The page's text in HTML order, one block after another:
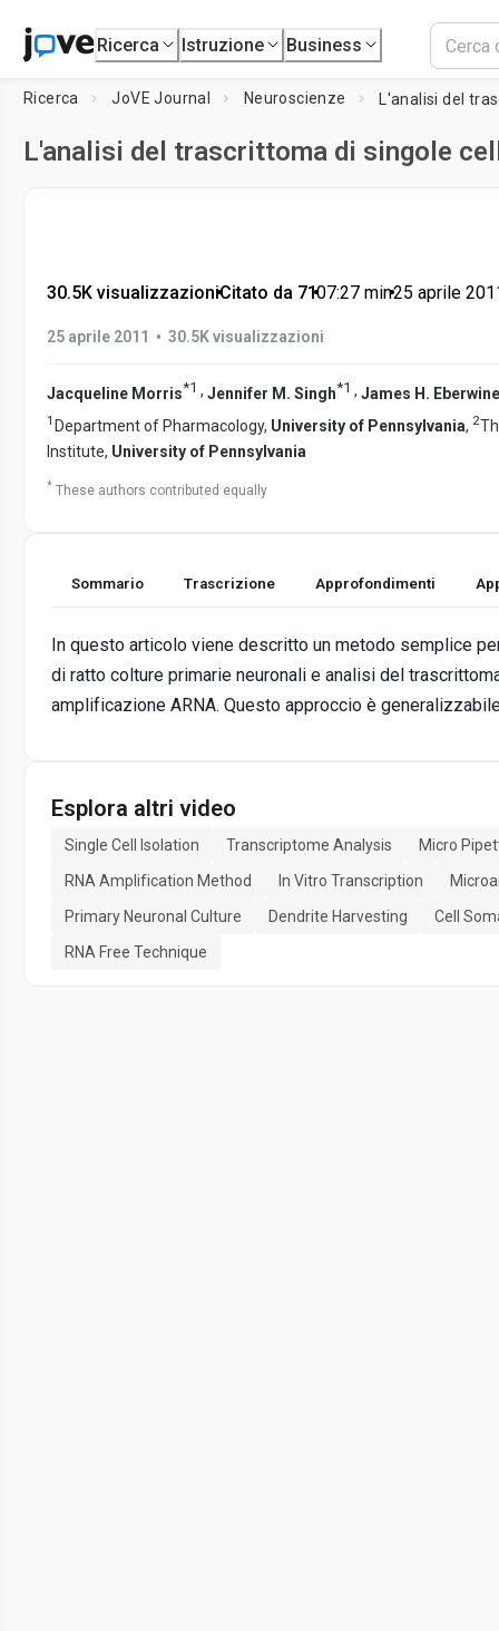
Ricerca Istruzione Business
Ricerca JoVE Journal Neuroscienze L'analisi del
L'analisi del trascrittoma di singole
30.5K visualizzazioni•Citato da 71•07:27 min•25 aprile
25 aprile 2011 • 30.5K visualizzazioni
Jacqueline Morris*1 , Jennifer M. Singh*1 , James H. Eberwine
1 Department of Pharmacology, University of Pennsylvania, 2
Institute, University of Pennsylvania
* These authors contributed equally
Sommario Trascrizione Approfondimenti
In questo articolo viene descritto un metodo semplice
di ratto colture primarie neuronali e analisi del
amplificazione ARNA. Questo approccio è
Esplora altri video
Single Cell Isolation Transcriptome Analysis
Micro
RNA Amplification Method
In Vitro Transcription
Primary Neuronal Culture
Dendrite Harvesting
Cell
RNA Free Technique